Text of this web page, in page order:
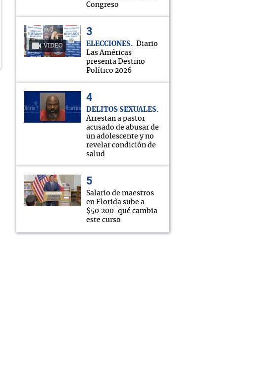
Congreso
VIDEO ELECCIONES
Diario
Las Américas
presenta Destino
Político 2026
DELITOS SEXUALES
Arrestan a pastor
acusado de abusar de
un adolescente y no
revelar condición de
salud
Salario de maestros
en Florida sube a
$50.200: qué cambia
este curso